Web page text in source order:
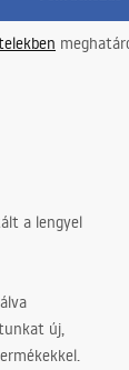
a lengyel
új,